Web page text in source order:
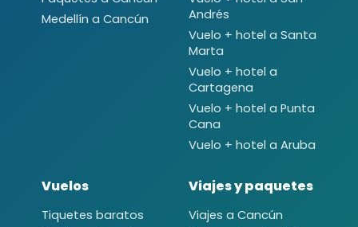
Medellín a Cancún
Andrés
Vuelo + hotel a Santa
Marta
Vuelo + hotel a
Cartagena
Vuelo + hotel a Punta
Cana
Vuelo + hotel a Aruba
Vuelos
Tiquetes baratos
Viajes y paquetes
Viajes a Cancún